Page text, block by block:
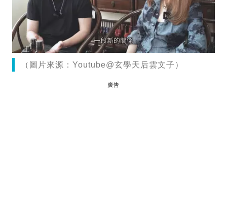
（圖片來源：Youtube@玄學天后雲文子）
廣告